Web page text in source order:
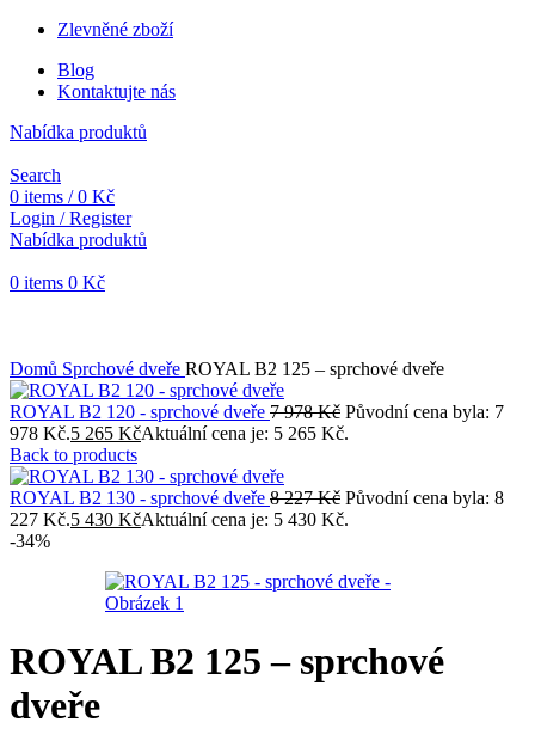
Zlevněné zboží
Blog
Kontaktujte nás
Nabídka produktů
Search
0 items / 0 Kč
Login / Register
Nabídka produktů
0 items 0 Kč
Domů Sprchové dveře ROYAL B2 125 – sprchové dveře
ROYAL B2 120 - sprchové dveře 7 978Kč Původní cena byla: 7
978 Kč.5 265 KčAktuální cena je: 5 265 Kč.
Back to products
ROYAL B2 130 - sprchové dveře 8 227Kč Původní cena byla: 8
227 Kč.5 430 KčAktuální cena je: 5 430 Kč.
-34%
ROYAL B2 125 – sprchové
dveře